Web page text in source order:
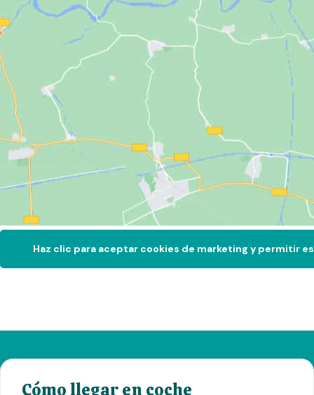
Haz clic para aceptar cookies de marketing y permitir
Cómo llegar en coche